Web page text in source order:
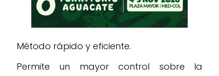
Método rápido y eficiente.
Permite un mayor control sobre la